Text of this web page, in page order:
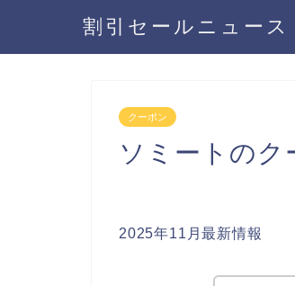
割引セールニュース
クーポン
ソミートの
2025年11月最新情報